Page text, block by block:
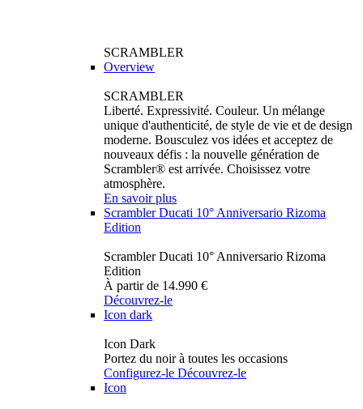
SCRAMBLER
Overview
SCRAMBLER
Liberté. Expressivité. Couleur. Un mélange
unique d'authenticité, de style de vie et de design
moderne. Bousculez vos idées et acceptez de
nouveaux défis : la nouvelle génération de
Scrambler® est arrivée. Choisissez votre
atmosphère.
En savoir plus
Scrambler Ducati 10° Anniversario Rizoma
Edition
Scrambler Ducati 10° Anniversario Rizoma
Edition
À partir de 14.990 €
Découvrez-le
Icon dark
Icon Dark
Portez du noir à toutes les occasions
Configurez-le Découvrez-le
Icon